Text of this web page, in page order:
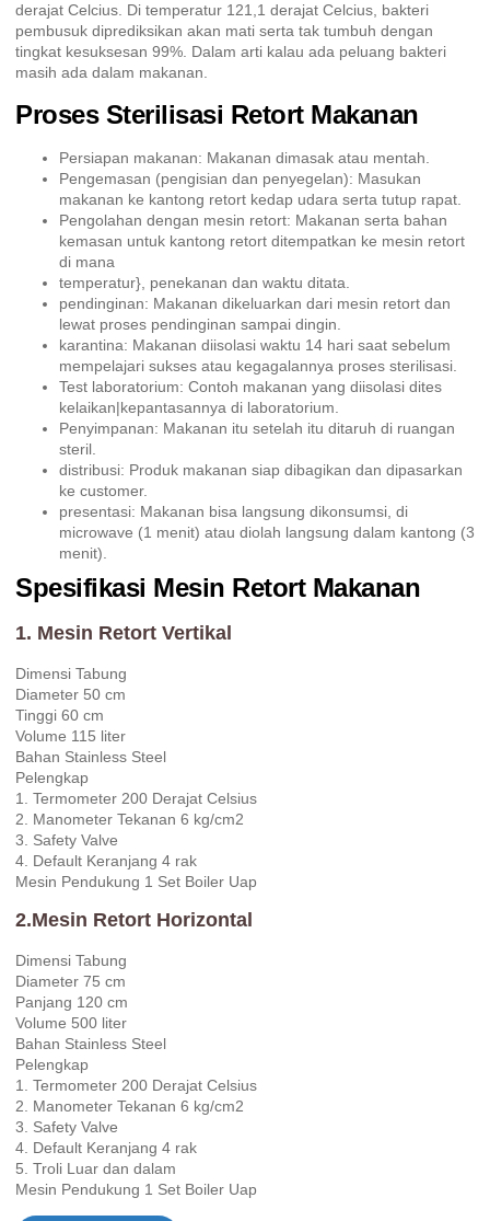
derajat Celcius. Di temperatur 121,1 derajat Celcius, bakteri
pembusuk diprediksikan akan mati serta tak tumbuh dengan
tingkat kesuksesan 99%. Dalam arti kalau ada peluang bakteri
masih ada dalam makanan.
Proses Sterilisasi Retort Makanan
Persiapan makanan: Makanan dimasak atau mentah.
Pengemasan (pengisian dan penyegelan): Masukan
makanan ke kantong retort kedap udara serta tutup rapat.
Pengolahan dengan mesin retort: Makanan serta bahan
kemasan untuk kantong retort ditempatkan ke mesin retort
di mana
temperatur}, penekanan dan waktu ditata.
pendinginan: Makanan dikeluarkan dari mesin retort dan
lewat proses pendinginan sampai dingin.
karantina: Makanan diisolasi waktu 14 hari saat sebelum
mempelajari sukses atau kegagalannya proses sterilisasi.
Test laboratorium: Contoh makanan yang diisolasi dites
kelaikan|kepantasannya di laboratorium.
Penyimpanan: Makanan itu setelah itu ditaruh di ruangan
steril.
distribusi: Produk makanan siap dibagikan dan dipasarkan
ke customer.
presentasi: Makanan bisa langsung dikonsumsi, di
microwave (1 menit) atau diolah langsung dalam kantong (3
menit).
Spesifikasi Mesin Retort Makanan
1. Mesin Retort Vertikal
Dimensi Tabung
Diameter 50 cm
Tinggi 60 cm
Volume 115 liter
Bahan Stainless Steel
Pelengkap
1. Termometer 200 Derajat Celsius
2. Manometer Tekanan 6 kg/cm2
3. Safety Valve
4. Default Keranjang 4 rak
Mesin Pendukung 1 Set Boiler Uap
2.Mesin Retort Horizontal
Dimensi Tabung
Diameter 75 cm
Panjang 120 cm
Volume 500 liter
Bahan Stainless Steel
Pelengkap
1. Termometer 200 Derajat Celsius
2. Manometer Tekanan 6 kg/cm2
3. Safety Valve
4. Default Keranjang 4 rak
5. Troli Luar dan dalam
Mesin Pendukung 1 Set Boiler Uap